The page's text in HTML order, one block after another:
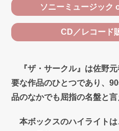
ソニーミュージック
CD／レコード
『ザ・サークル』は佐野
要な作品のひとつであり、
品のなかでも屈指の名盤と言
本ボックスのハイライトは